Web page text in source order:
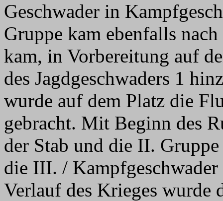
Geschwader in
Gruppe kam ebenfalls
kam, in Vorbereitung auf
des Jagdgeschwaders 1
wurde auf dem Platz die
gebracht. Mit Beginn des
der Stab und die II.
die III. /
Verlauf des Krieges wurde